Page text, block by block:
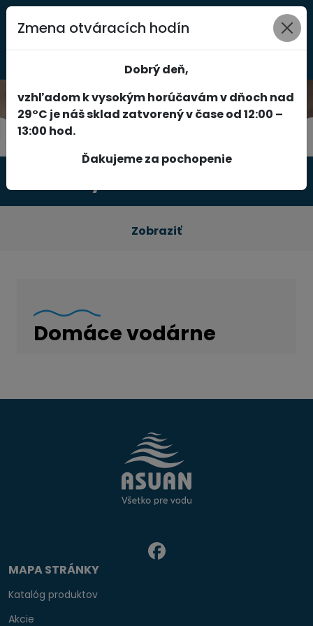
0
Zobraziť
Domáce vodárne
MAPA STRÁNKY
Katalóg produktov
Akcie
Zmena otváracích hodín
Dobrý deň,
vzhľadom k vysokým horúčavám v dňoch nad
29°C je náš sklad zatvorený v čase od 12:00 –
13:00 hod.
Ďakujeme za pochopenie